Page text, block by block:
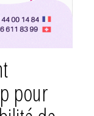
pour